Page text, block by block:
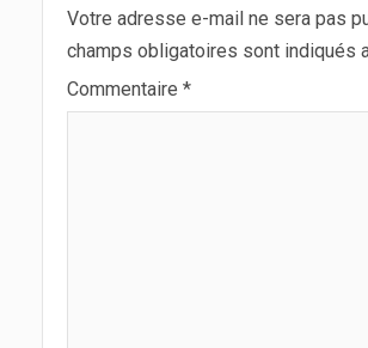
Votre adresse e-mail ne sera pas
champs obligatoires sont indiqués
Commentaire *